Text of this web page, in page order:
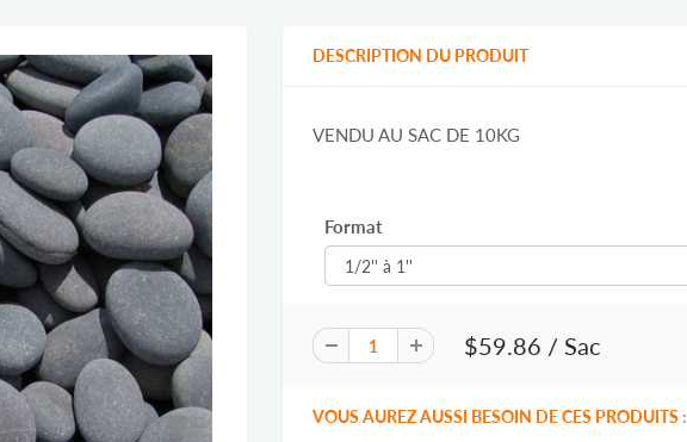
DESCRIPTION DU PRODUIT
VENDU AU SAC DE 10KG
Format
$59.86 / Sac
VOUS AUREZ AUSSI BESOIN DE CES PRODUITS :